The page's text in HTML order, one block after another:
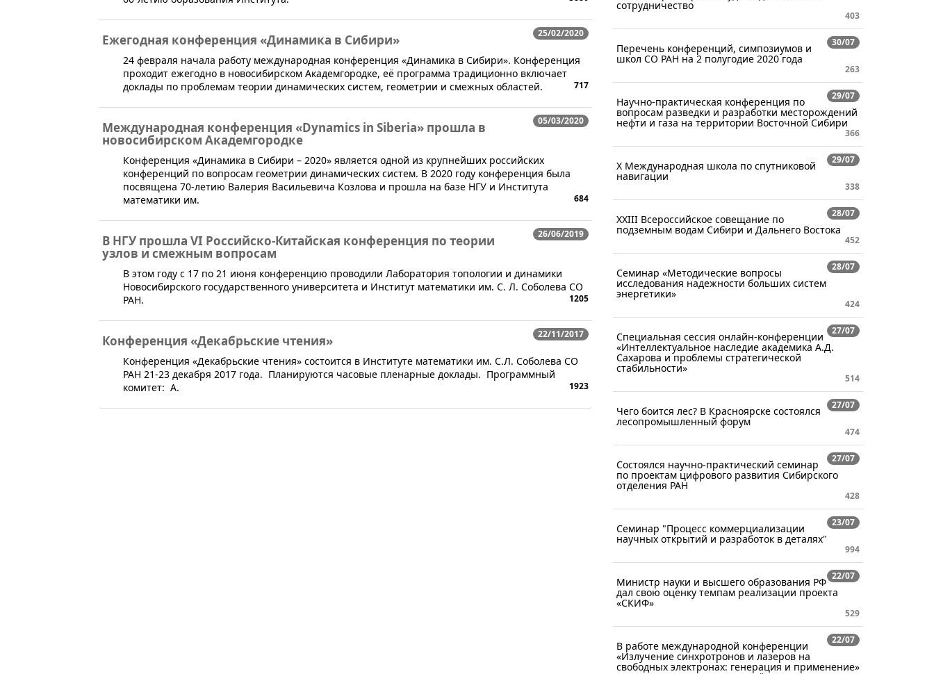
25/02/2020
Ежегодная конференция «Динамика в Сибири»
​24 февраля начала работу международная конференция «Динамика в Сибири». Конференция
проходит ежегодно в новосибирском Академгородке, её программа традиционно включает
доклады по проблемам теории динамических систем, геометрии и смежных областей.
717
05/03/2020
Международная конференция «Dynamics in Siberia» прошла в
новосибирском Академгородке
​Конференция «Динамика в Сибири – 2020» является одной из крупнейших российских
конференций по вопросам геометрии динамических систем. В 2020 году конференция была
посвящена 70-летию Валерия Васильевича Козлова и прошла на базе НГУ и Института
математики им.
684
26/06/2019
В НГУ прошла VI Российско-Китайская конференция по теории
узлов и смежным вопросам
​В этом году c 17 по 21 июня конференцию проводили Лаборатория топологии и динамики
Новосибирского государственного университета и Институт математики им. С. Л. Соболева СО
РАН.
1205
22/11/2017
Конференция «Декабрьские чтения»
​Конференция «Декабрьские чтения» состоится в Институте математики им. С.Л. Соболева СО
РАН 21-23 декабря 2017 года. Планируются часовые пленарные доклады. Программный
комитет: А.
1923
сотрудничество
403
30/07
Перечень конференций, симпозиумов и
школ СО РАН на 2 полугодие 2020 года
263
29/07
Научно-практическая конференция по
вопросам разведки и разработки месторождений
нефти и газа на территории Восточной Сибири
366
29/07
X Международная школа по спутниковой
навигации
338
28/07
XXIII Всероссийское совещание по
подземным водам Сибири и Дальнего Востока
452
28/07
Семинар «Методические вопросы
исследования надежности больших систем
энергетики»
424
27/07
Специальная сессия онлайн-конференции
«Интеллектуальное наследие академика А.Д.
Сахарова и проблемы стратегической
стабильности»
514
27/07
Чего боится лес? В Красноярске состоялся
лесопромышленный форум
474
27/07
Состоялся научно-практический семинар
по проектам цифрового развития Сибирского
отделения РАН
428
23/07
Семинар "Процесс коммерциализации
научных открытий и разработок в деталях"
994
22/07
Министр науки и высшего образования РФ
дал свою оценку темпам реализации проекта
«СКИФ»
529
22/07
В работе международной конференции
«Излучение синхротронов и лазеров на
свободных электронах: генерация и применение»